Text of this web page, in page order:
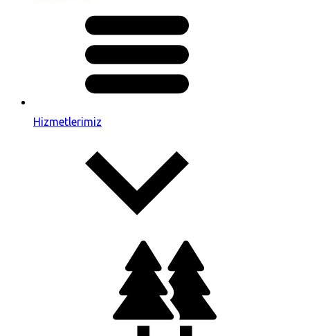
Hizmetlerimiz